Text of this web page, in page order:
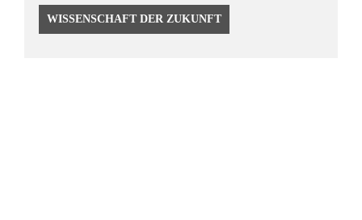
WISSENSCHAFT DER ZUKUNFT